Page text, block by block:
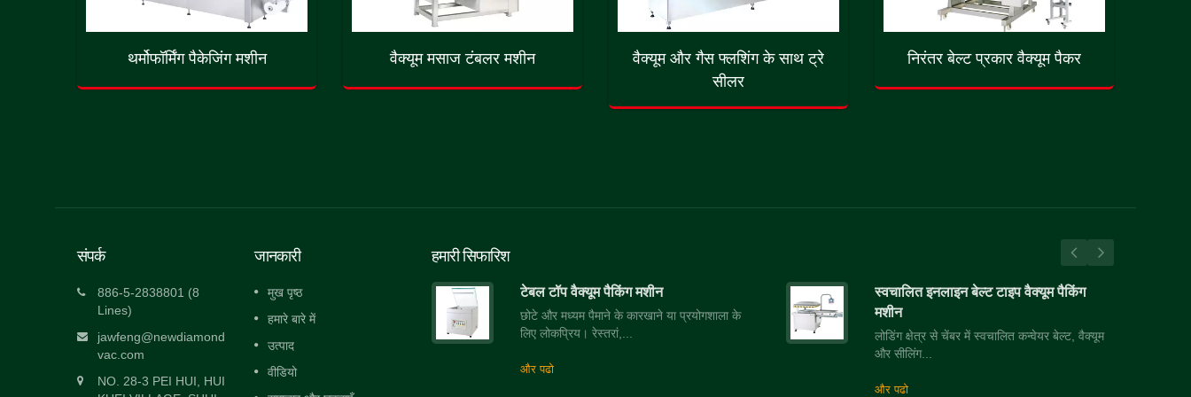
थर्मोफॉर्मिंग पैकेजिंग मशीन वैक्यूम मसाज टंबलर मशीन
वैक्यूम और गैस फ्लशिंग के साथ ट्रे
सीलर
निरंतर बेल्ट प्रकार वैक्यूम पैकर
संपर्क
886-5-2838801 (8
Lines)
jawfeng@newdiamond
vac.com
NO. 28-3 PEI HUI, HUI
जानकारी
मुख पृष्ठ
हमारे बारे में
उत्पाद
वीडियो
हमारी सिफारिश
स्वचालित हेवी ड्यूटी डबल चेंबर वैक्यूम पैकिंग
दो वैक्यूम चेंबर कॉन्फ़िगरेशन एक ऑपरेटर के लिए
वैकल्पिक संचालन की अनुमति...
और पढो
टेबल टॉप वैक्यूम पैकिंग मशीन
छोटे और मध्यम पैमाने के कारखाने या प्रयोगशाला के
लिए लोकप्रिय। रेस्तरां,...
और पढो
स्वचालित इनलाइन बेल्ट टाइप वैक्यूम पैकिंग
मशीन
लोडिंग क्षेत्र से चेंबर में स्वचालित कन्वेयर बेल्ट, वैक्यूम
और सीलिंग...
और पढो